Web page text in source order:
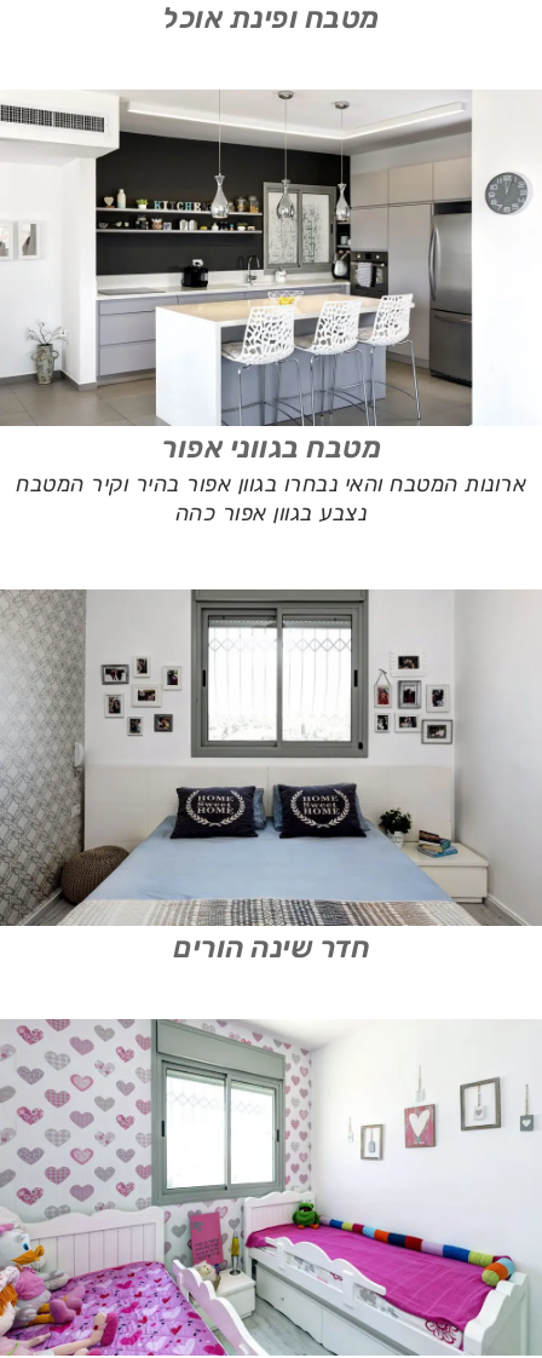
מטבח ופינת אוכל
מטבח בגווני אפור
ארונות המטבח והאי נבחרו בגוון אפור בהיר וקיר המטבח
נצבע בגוון אפור כהה
חדר שינה הורים